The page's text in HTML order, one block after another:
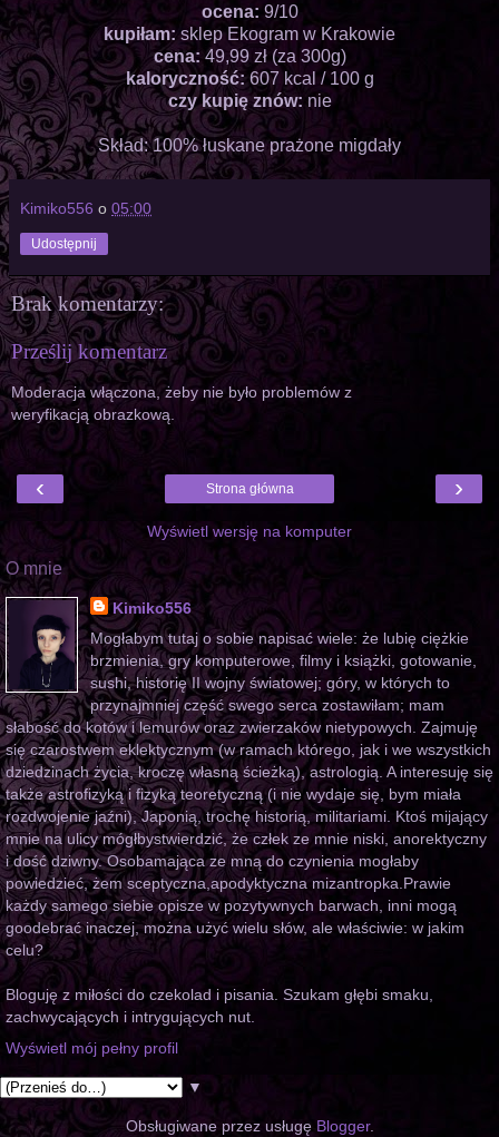
ocena:9/10
kupiłam:sklep Ekogram w Krakowie
cena: 49,99 zł (za 300g)
kaloryczność:607 kcal / 100 g
czy kupię znów: nie
Skład: 100% łuskane prażone migdały
Kimiko556 o 05:00
Udostępnij
Brak komentarzy:
Prześlij komentarz
Moderacja włączona, żeby nie było problemów z
weryfikacją obrazkową.
‹ ›
Strona główna
Wyświetl wersję na komputer
O mnie
Kimiko556
Mogłabym tutaj o sobie napisać wiele: że lubię ciężkie
brzmienia, gry komputerowe, filmy i książki, gotowanie,
sushi, historię II wojny światowej; góry, w których to
przynajmniej część swego serca zostawiłam; mam
słabość do kotów i lemurów oraz zwierzaków nietypowych. Zajmuję
się czarostwem eklektycznym (w ramach którego, jak i we wszystkich
dziedzinach życia, kroczę własną ścieżką), astrologią. A interesuję się
także astrofizyką i fizyką teoretyczną (i nie wydaje się, bym miała
rozdwojenie jaźni), Japonią, trochę historią, militariami. Ktoś mijający
mnie na ulicy mógłbystwierdzić, że człek ze mnie niski, anorektyczny
i dość dziwny. Osobamająca ze mną do czynienia mogłaby
powiedzieć, żem sceptyczna,apodyktyczna mizantropka.Prawie
każdy samego siebie opisze w pozytywnych barwach, inni mogą
goodebrać inaczej, można użyć wielu słów, ale właściwie: w jakim
celu?
Bloguję z miłości do czekolad i pisania. Szukam głębi smaku,
zachwycających i intrygujących nut.
Wyświetl mój pełny profil
▼
Obsługiwane przez usługę Blogger.